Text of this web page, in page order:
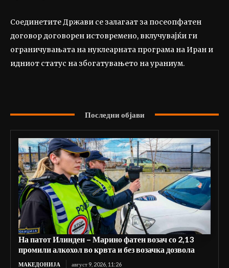
Соединетите Држави се залагаат за посеопфатен
договор договорен истовремено, вклучувајќи ги
ограничувањата на нуклеарната програма на Иран и
идниот статус на збогатувањето на ураниум.
Последни објави
На патот Илинден – Марино фатен возач со 2,13
промили алкохол во крвта и без возачка дозвола
МАКЕДОНИЈА август 9, 2026, 11:26